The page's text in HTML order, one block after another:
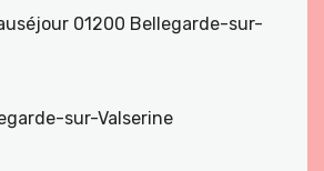
01200 Bellegarde-sur-
sur-Valserine